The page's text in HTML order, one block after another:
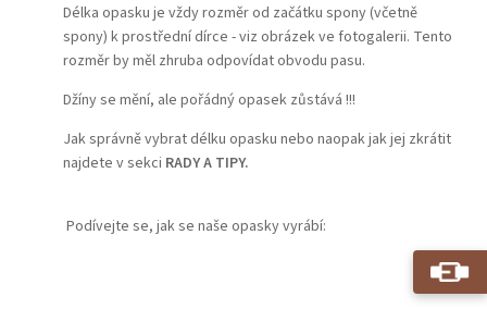
Délka opasku je vždy rozměr od začátku spony (včetně
spony) k prostřední dírce - viz obrázek ve fotogalerii. Tento
rozměr by měl zhruba odpovídat obvodu pasu.
Džíny se mění, ale pořádný opasek zůstává !!!
Jak správně vybrat délku opasku nebo naopak jak jej zkrátit
najdete v sekci RADY A TIPY.
Podívejte se, jak se naše opasky vyrábí: